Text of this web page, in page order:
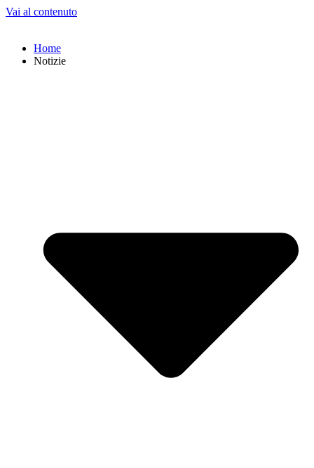
Vai al contenuto
Home
Notizie